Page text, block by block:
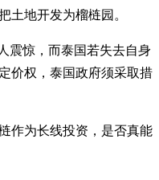
土地开发为榴梿园。
震惊，而泰国若失去自身
价权，泰国政府须采取措
作为长线投资，是否真能